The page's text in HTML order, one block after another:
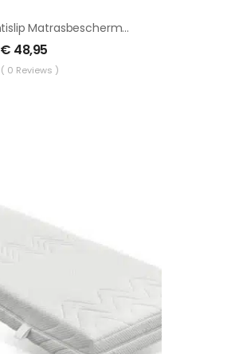
Optinop Antislip Matrasbeschermer
€ 48,95
( 0 Reviews )